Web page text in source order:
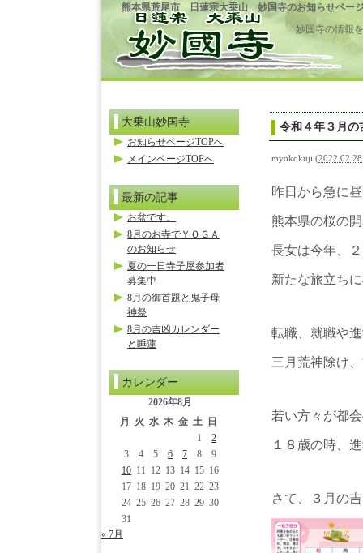
熊本県荒尾市 日蓮宗大乗山 妙国寺のお知らせペー
妙国寺の情報
令和４年３月の
myokokuji (
昨日から急に
熊本県の桜の
長女は今年、
新たな旅立ち
転職、就職や
三月荒神除け
若い方々が都
１８歳の時、
さて、３月の
大乗山妙国寺
お知らせページTOPへ
メインページTOPへ
最新の記事
お盆です。
8月のお寺でＹＯＧＡ
のお知らせ
夏の一日寺子屋参加者
募集中
8月の御首題と鬼子母
神祭
8月の吉凶カレンダー
と睡蓮
カレンダー
2026年8月
月
火 水 木 金 土
日
1
2
3
4 5 6 7 8
9
10 11 12 13 14 15 16
17 18 19 20 21 22 23
24 25 26 27 28 29 30
31
« 7月